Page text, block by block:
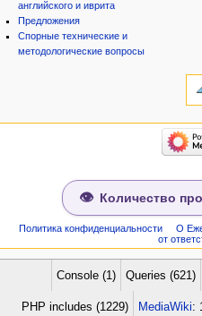
английского и иврита
Предложения
Спорные технические и
методологические вопросы
о странице
категории
Проекты/Участники/
Публикации:Авторы
ежевиковый куст
ЕжеВиКа,Еврейская Вики-
энциклопедия
Количество
Политика конфиденциальности О
от
Console (1) Queries (621)
PHP includes (1229) MediaWiki: